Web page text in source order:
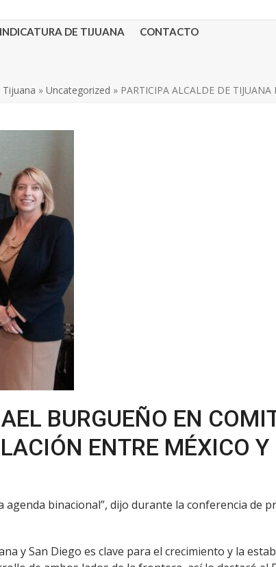
DE TIJUANA CONTACTO
Tijuana » Uncategorized » PARTICIPA ALCALDE DE
BURGUEÑO EN
ENTRE MÉXICO Y
binacional”, dijo durante la conferencia de
y San Diego es clave para el crecimiento y la